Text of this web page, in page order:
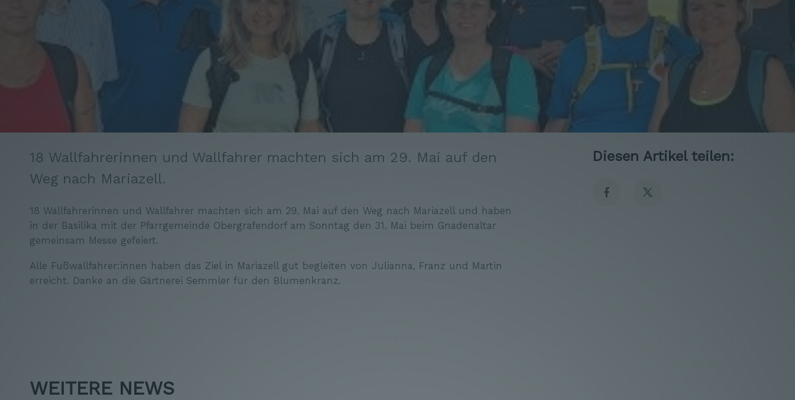
18 Wallfahrerinnen und Wallfahrer machten sich am 29. Mai auf den
Weg nach Mariazell.
18 Wallfahrerinnen und Wallfahrer machten sich am 29. Mai auf den Weg nach Mariazell und haben
in der Basilika mit der Pfarrgemeinde Obergrafendorf am Sonntag den 31. Mai beim Gnadenaltar
gemeinsam Messe gefeiert.
Alle Fußwallfahrer:innen haben das Ziel in Mariazell gut begleiten von Julianna, Franz und Martin
erreicht. Danke an die Gärtnerei Semmler für den Blumenkranz.
Diesen Artikel teilen:
WEITERE NEWS